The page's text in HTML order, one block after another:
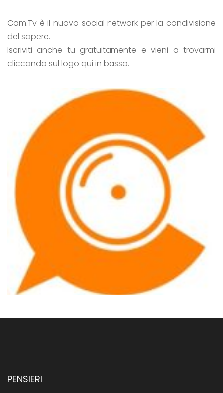
Cam.Tv è il nuovo social network per la condivisione
del sapere.
Iscriviti anche tu gratuitamente e vieni a trovarmi
cliccando sul logo qui in basso.
PENSIERI